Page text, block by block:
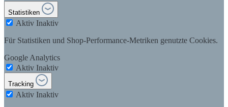
Statistiken
Aktiv Inaktiv
Für Statistiken und Shop-Performance-Metriken genutzte Cookies.
Google Analytics
Aktiv Inaktiv
Tracking
Aktiv Inaktiv